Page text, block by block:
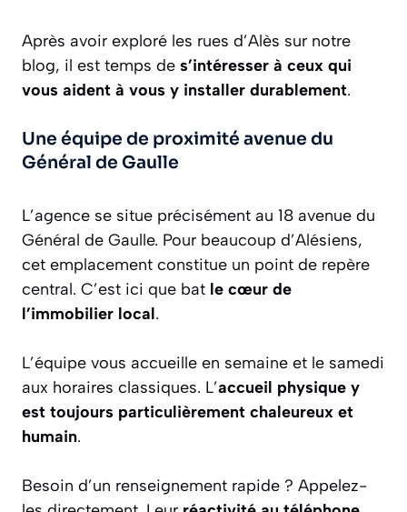
Après avoir exploré les rues d’Alès sur notre
blog, il est temps de s’intéresser à ceux qui
vous aident à vous y installer durablement.
Une équipe de proximité avenue du
Général de Gaulle
L’agence se situe précisément au 18 avenue du
Général de Gaulle. Pour beaucoup d’Alésiens,
cet emplacement constitue un point de repère
central. C’est ici que bat le cœur de
l’immobilier local.
L’équipe vous accueille en semaine et le samedi
aux horaires classiques. L’accueil physique y
est toujours particulièrement chaleureux et
humain.
Besoin d’un renseignement rapide ? Appelez-